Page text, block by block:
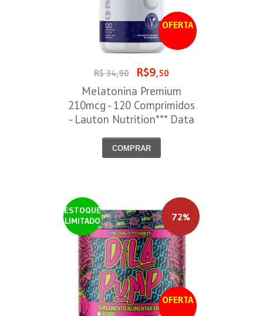
OFERTA
R$ 34,90 R$9,50
Melatonina Premium
210mcg - 120 Comprimidos
- Lauton Nutrition*** Data
COMPRAR
ESTOQUE
LIMITADO
OFERTA
72%